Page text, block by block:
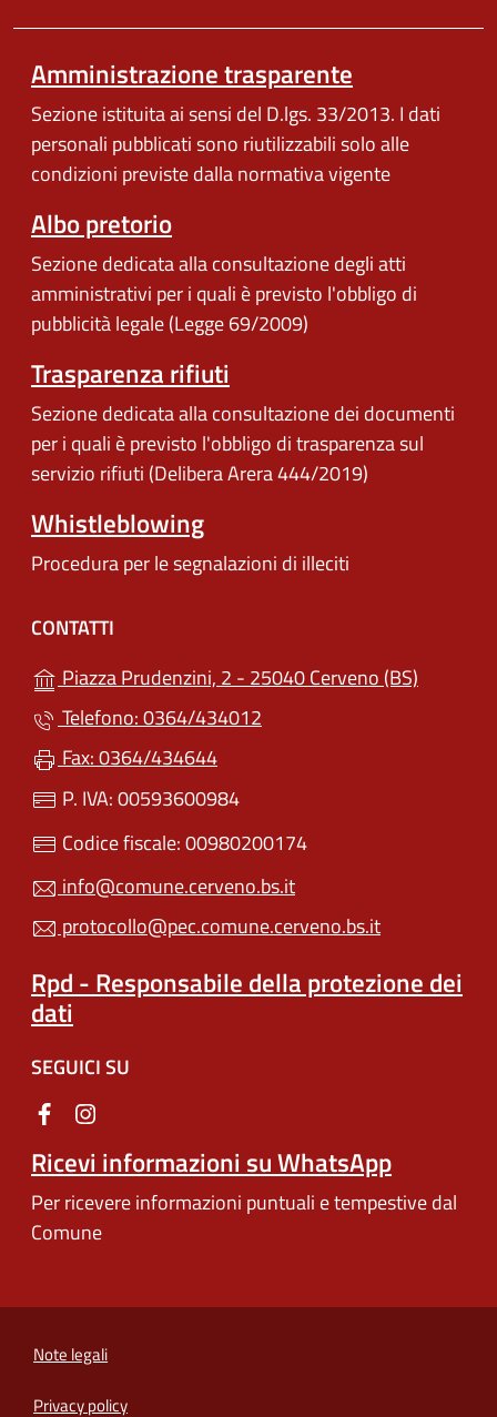
Amministrazione trasparente
Sezione istituita ai sensi del D.lgs. 33/2013. I dati
personali pubblicati sono riutilizzabili solo alle
condizioni previste dalla normativa vigente
Albo pretorio
Sezione dedicata alla consultazione degli atti
amministrativi per i quali è previsto l'obbligo di
pubblicità legale (Legge 69/2009)
Trasparenza rifiuti
Sezione dedicata alla consultazione dei documenti
per i quali è previsto l'obbligo di trasparenza sul
servizio rifiuti (Delibera Arera 444/2019)
Whistleblowing
Procedura per le segnalazioni di illeciti
CONTATTI
Piazza Prudenzini, 2 - 25040 Cerveno (BS)
Telefono: 0364/434012
Fax: 0364/434644
P. IVA: 00593600984
Codice fiscale: 00980200174
info@comune.cerveno.bs.it
protocollo@pec.comune.cerveno.bs.it
Rpd - Responsabile della protezione dei
dati
SEGUICI SU
Ricevi informazioni su WhatsApp
Per ricevere informazioni puntuali e tempestive dal
Comune
Note legali
Privacy policy